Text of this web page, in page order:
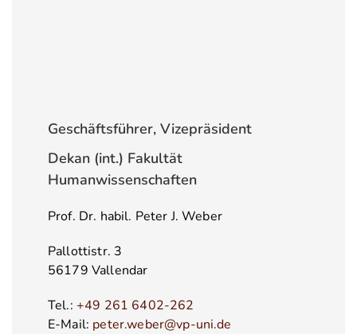
Geschäftsführer, Vizepräsident
Dekan (int.) Fakultät
Humanwissenschaften
Prof. Dr. habil. Peter J. Weber
Pallottistr. 3
56179 Vallendar
Tel.: +49 261 6402-262
E-Mail: peter.weber@vp-uni.de